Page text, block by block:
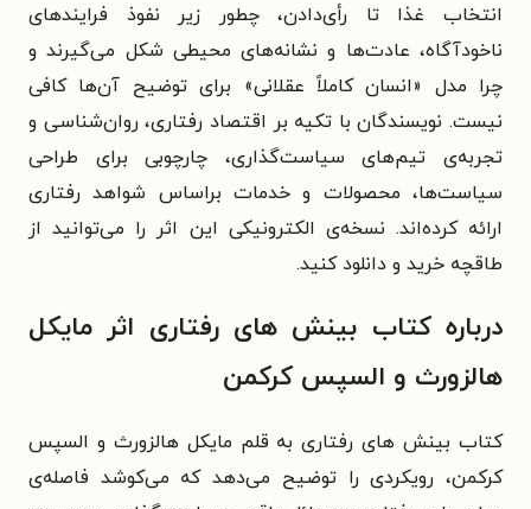
انتخاب غذا تا رأی‌دادن، چطور زیر نفوذ فرایندهای
ناخودآگاه، عادت‌ها و نشانه‌های محیطی شکل می‌گیرند و
چرا مدل «انسان کاملاً عقلانی» برای توضیح آن‌ها کافی
نیست. نویسندگان با تکیه بر اقتصاد رفتاری، روان‌شناسی و
تجربه‌ی تیم‌های سیاست‌گذاری، چارچوبی برای طراحی
سیاست‌ها، محصولات و خدمات براساس شواهد رفتاری
ارائه کرده‌اند. نسخه‌ی الکترونیکی این اثر را می‌توانید از
طاقچه خرید و دانلود کنید.
درباره کتاب بینش های رفتاری اثر مایکل
هالزورث و السپس کرکمن
کتاب بینش های رفتاری به قلم مایکل هالزورث و السپس
کرکمن، رویکردی را توضیح می‌دهد که می‌کوشد فاصله‌ی